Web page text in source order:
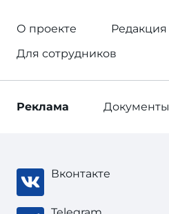
О проекте
Редакция
Для сотрудников
Реклама Документы
Вконтакте